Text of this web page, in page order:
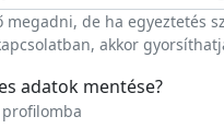
megadni, de ha egyeztetés
akkor
adatok mentése?